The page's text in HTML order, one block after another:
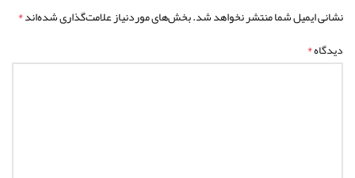
نشانی ایمیل شما منتشر نخواهد شد.بخش‌های موردنیاز علامت‌گذاری شده‌اند*
دیدگاه*